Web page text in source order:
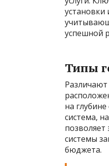
установки
успешной
Типы
на
система,
системы
бюджета.